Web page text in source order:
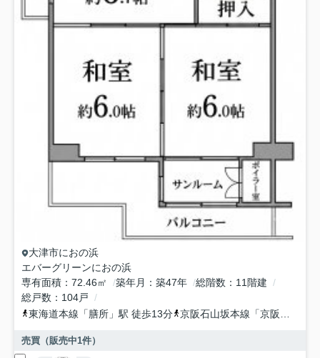
大津市におの浜
エバーグリーンにおの浜
専有面積
72.46㎡ 築年月 築47年 総階数
11階建
総戸数
104戸
東海道本線 「膳所 」駅 徒歩13分 京阪石山坂本線 「京阪膳所
売買（販売中1件）